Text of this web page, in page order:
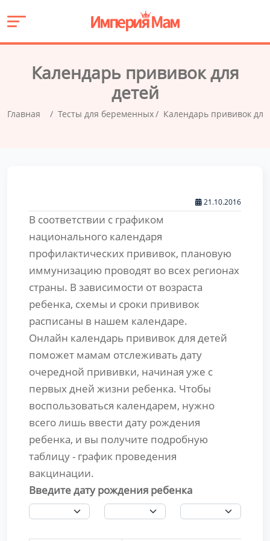
Календарь прививок для
детей
Главная Тесты для беременных Календарь прививок для
21.10.2016
В соответствии с графиком
национального календаря
профилактических прививок, плановую
иммунизацию проводят во всех регионах
страны. В зависимости от возраста
ребенка, схемы и сроки прививок
расписаны в нашем календаре.
Онлайн календарь прививок для детей
поможет мамам отслеживать дату
очередной прививки, начиная уже с
первых дней жизни ребенка. Чтобы
воспользоваться календарем, нужно
всего лишь ввести дату рождения
ребенка, и вы получите подробную
таблицу - график проведения
вакцинации.
Введите дату рождения ребенка